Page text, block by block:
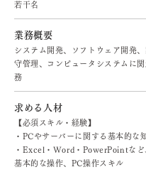
若干名
業務概要
システム開発、ソフトウェア開発
守管理、コンピュータシステムに
務
求める人材
【必須スキル・経験】
・PCやサーバーに関する基本的な
・Excel・Word・PowerPointな
基本的な操作、PC操作スキル